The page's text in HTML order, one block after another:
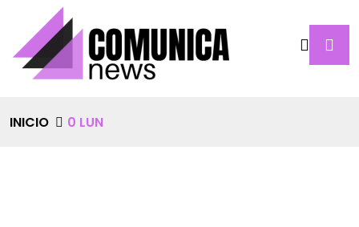
INICIO 0 LUN